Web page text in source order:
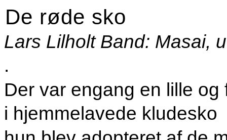
De røde sko
Lars Lilholt Band: Masai,
.
Der var engang en lille og
i hjemmelavede kludesko